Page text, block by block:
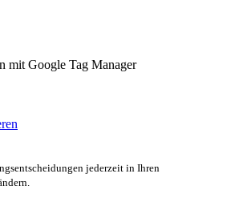
mit Google Tag Manager
jederzeit in Ihren